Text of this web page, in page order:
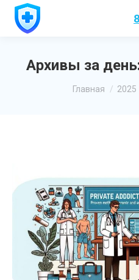
Архивы за
Вы здесь:
Главная 2025